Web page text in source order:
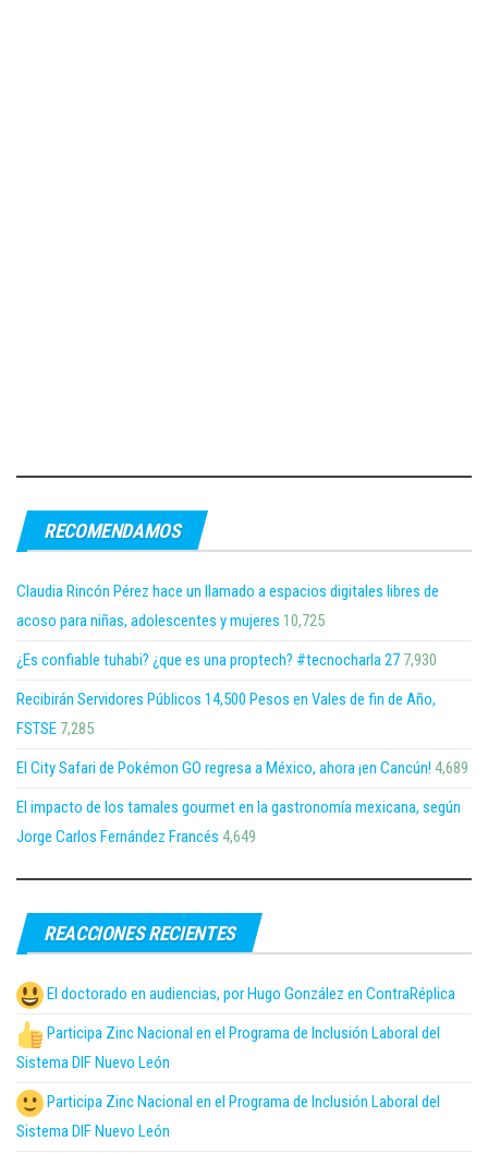
RECOMENDAMOS
Claudia Rincón Pérez hace un llamado a espacios digitales libres de
acoso para niñas, adolescentes y mujeres 10,725
¿Es confiable tuhabi? ¿que es una proptech? #tecnocharla 27 7,930
Recibirán Servidores Públicos 14,500 Pesos en Vales de fin de Año,
FSTSE 7,285
El City Safari de Pokémon GO regresa a México, ahora ¡en Cancún! 4,689
El impacto de los tamales gourmet en la gastronomía mexicana, según
Jorge Carlos Fernández Francés 4,649
REACCIONES RECIENTES
El doctorado en audiencias, por Hugo González en ContraRéplica
Participa Zinc Nacional en el Programa de Inclusión Laboral del
Sistema DIF Nuevo León
Participa Zinc Nacional en el Programa de Inclusión Laboral del
Sistema DIF Nuevo León